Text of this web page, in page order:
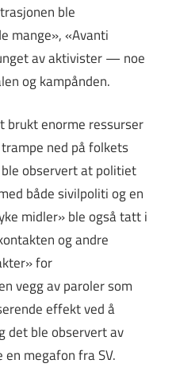
ble
mange», «Avanti
av aktivister — noe
og kampånden.
brukt enorme ressurser
ned på folkets
observert at politiet
både sivilpoliti og en
midler» ble også tatt i
og andre
for
vegg av paroler som
effekt ved å
det ble observert av
megafon fra SV.